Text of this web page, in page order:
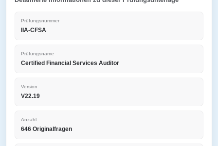
Prüfungsnummer
IIA-CFSA
Prüfungsname
Certified Financial Services Auditor
Version
V22.19
Anzahl
646 Originalfragen